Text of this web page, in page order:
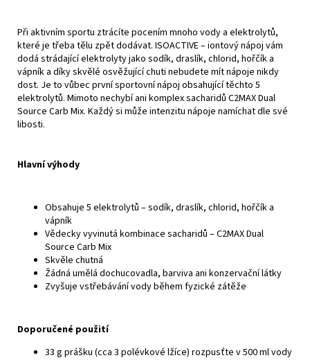
Při aktivním sportu ztrácíte pocením mnoho vody a elektrolytů,
které je třeba tělu zpět dodávat. ISOACTIVE – iontový nápoj vám
dodá strádající elektrolyty jako sodík, draslík, chlorid, hořčík a
vápník a díky skvělé osvěžující chuti nebudete mít nápoje nikdy
dost. Je to vůbec první sportovní nápoj obsahující těchto 5
elektrolytů. Mimoto nechybí ani komplex sacharidů C2MAX Dual
Source Carb Mix. Každý si může intenzitu nápoje namíchat dle své
libosti.
Hlavní výhody
Obsahuje 5 elektrolytů – sodík, draslík, chlorid, hořčík a
vápník
Vědecky vyvinutá kombinace sacharidů – C2MAX Dual
Source Carb Mix
Skvěle chutná
Žádná umělá dochucovadla, barviva ani konzervační látky
Zvyšuje vstřebávání vody během fyzické zátěže
Doporučené použití
33 g prášku (cca 3 polévkové lžíce) rozpusťte v 500 ml vody